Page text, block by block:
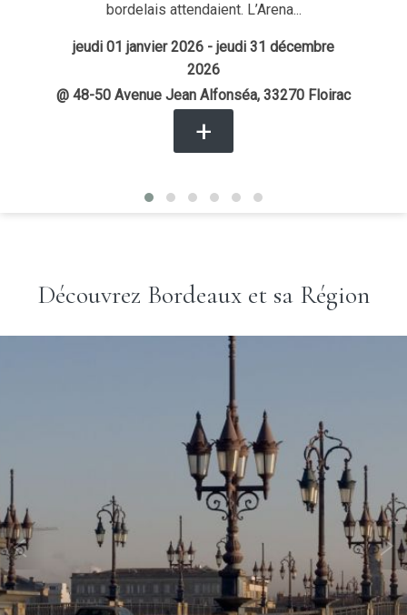
bordelais attendaient. L’Arena...
jeudi 01 janvier 2026 - jeudi 31 décembre
2026
@ 48-50 Avenue Jean Alfonséa, 33270 Floirac
+
Découvrez Bordeaux et sa Région